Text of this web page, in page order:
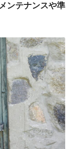
ンテナンスや準